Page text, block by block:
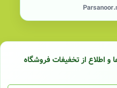
اطلاع از تخفیفات فروشگاه